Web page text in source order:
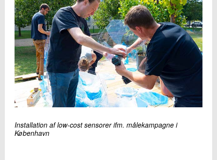
Send
Installation af low-cost sensorer ifm. målekampagne i
København